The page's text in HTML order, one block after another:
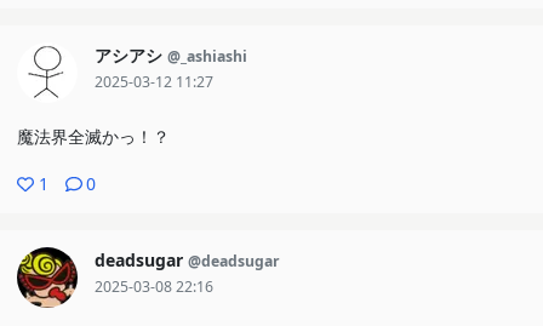
いけないことはわかった！って言うミラクル良いｗ
幸せだった瞬間の記憶で閉じ込めちゃうの、校長は若きクシィとの
アシアシ @_ashiashi
2025-03-12 11:27
魔法界全滅かっ！？
1 0
deadsugar @deadsugar
2025-03-08 22:16